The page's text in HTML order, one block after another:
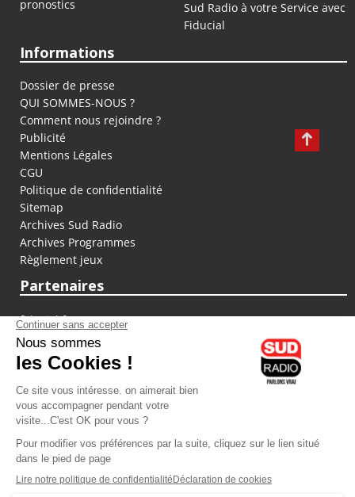
pronostics
Sud Radio à votre Service avec
Fiducial
Informations
Dossier de presse
QUI SOMMES-NOUS ?
Comment nous rejoindre ?
Publicité
Mentions Légales
CGU
Politique de confidentialité
Sitemap
Archives Sud Radio
Archives Programmes
Règlement jeux
Partenaires
fiducial.fr
lyoncapitale.fr
olympique-et-lyonnais.com
L'application Iphone / Android
Téléchargez l'application
Les cookies